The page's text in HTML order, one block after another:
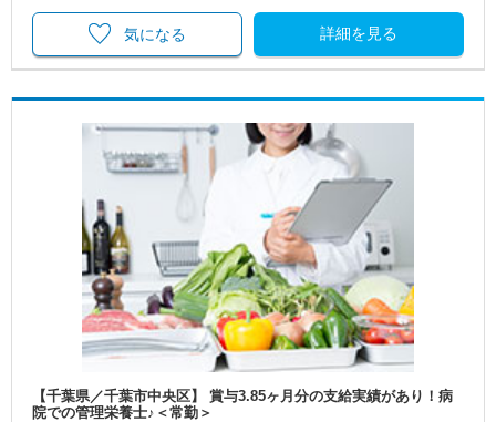
詳細を見る
気になる
【千葉県／千葉市中央区】 賞与3.85ヶ月分の支給実績があり！病
院での管理栄養士♪＜常勤＞